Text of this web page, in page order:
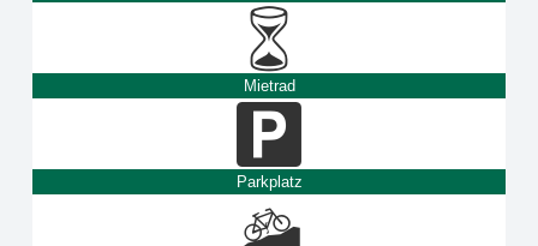
Mietrad
Parkplatz